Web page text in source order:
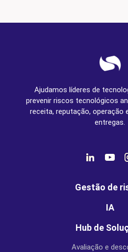
Ajudamos líderes de
prevenir riscos tecnológicos
receita, reputação, operação
entregas.
Gestão de
IA
Hub de
Avaliação e